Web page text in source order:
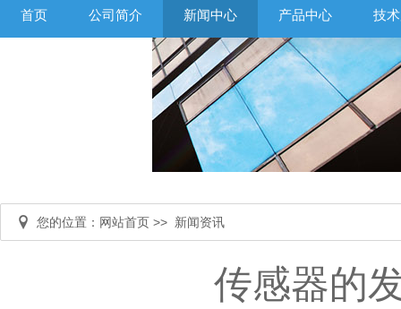
首页 公司简介 新闻中心 产品中心 技
您的位置： 网站首页 >> 新闻资讯
传感器的